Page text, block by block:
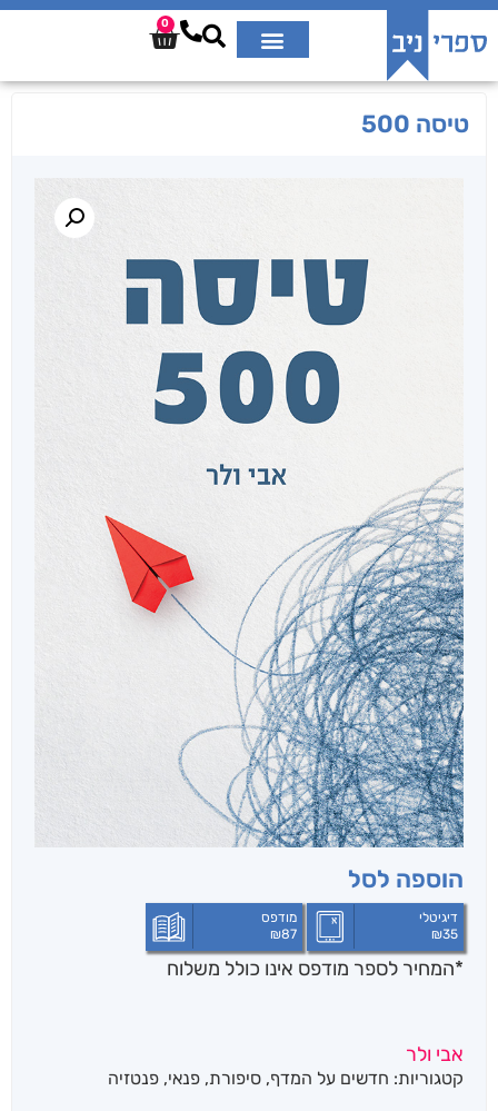
0
טיסה 500
הוספה לסל
דיגיטלי
₪35
מודפס
₪87
*המחיר לספר מודפס אינו כולל משלוח
אבי ולר
קטגוריות: חדשים על המדף, סיפורת, פנאי, פנטזיה